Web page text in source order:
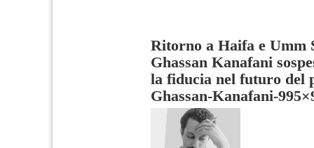
Ritorno a Haifa e Umm
Ghassan Kanafani
la fiducia nel futuro del
Ghassan-Kanafani-